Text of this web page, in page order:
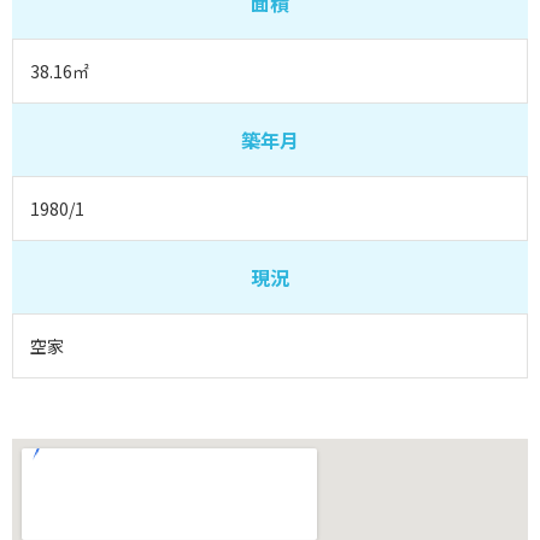
38.16㎡
築年月
1980/1
現況
空家